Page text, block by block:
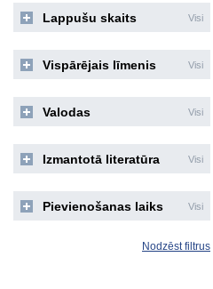
Lappušu skaits Visi
Vispārējais līmenis Visi
Valodas Visi
Izmantotā literatūra Visi
Pievienošanas laiks Visi
Nodzēst filtrus